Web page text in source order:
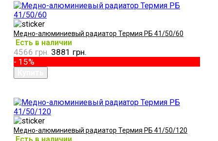
Медно-алюминиевый радиатор Термия РБ 41/50/60
Есть в наличии
4566 грн. 3881 грн.
- 15%
Медно-алюминиевый радиатор Термия РБ 41/50/120